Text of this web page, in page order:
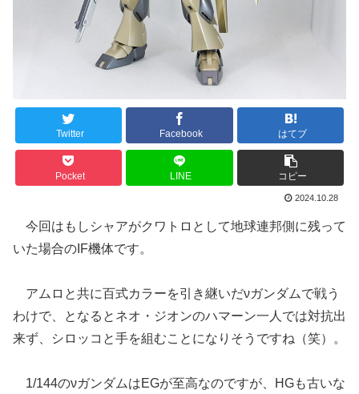
Twitter Facebook はてブ
Pocket LINE コピー
2024.10.28
今回はもしシャアがクワトロとして地球連邦側に残って
いた場合のIF機体です。
アムロと共に百式カラーを引き継いだνガンダムで戦う
わけで、となるとネオ・ジオンのハマーン一人では対抗出
来ず、シロッコと手を組むことになりそうですね（笑）。
1/144のνガンダムはEGが至高なのですが、HGも古いな